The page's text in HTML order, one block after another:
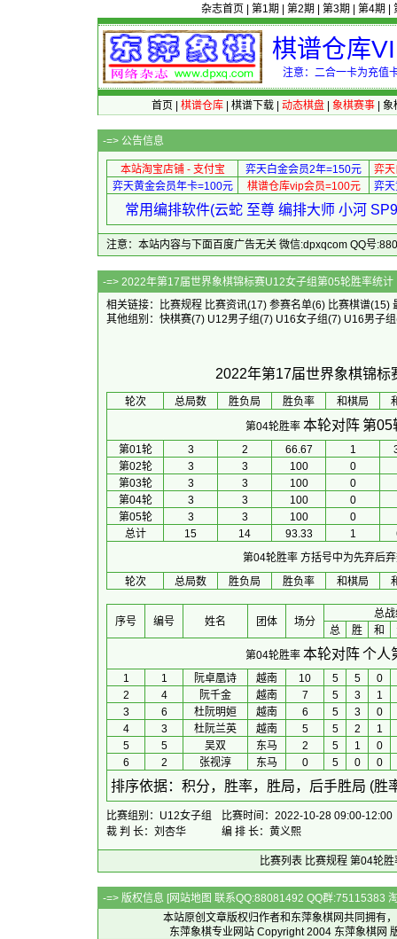
杂志首页 第1期 第2期 第3期 第4期
棋谱仓库
注意：二合一卡为充值
首页 棋谱仓库| 棋谱下载| 动态棋盘| 象棋赛事| 象
-=> 公告信息
本站淘宝店铺 - 支付宝 弈天白金会员2年=150元
弈
弈天黄金会员年卡=100元
棋谱仓库vip会员=100元 弈
常用编排软件(云蛇 至尊 编排大师 小河
注意：本站内容与下面百度广告无关 微信:dpxqcom QQ号
-=> 2022年第17届世界象棋锦标
相关链接：
比赛规程 比赛资讯(17) 参赛名单(6) 比赛棋谱(15)
其他组别： 快棋赛(7) U12男子组(7) U16女子组(7) U16男子组
2022年第17届世界象棋锦
轮次 总局数 胜负局 胜负率 和棋局
第04轮胜率 本轮对阵 第05
第01轮 3 2 66.67 1
第02轮
3 3 100
0
第03轮
3 3 100
0
第04轮
3 3 100
0
第05轮
3 3 100
0
总计
15 14 93.33 1
第04轮胜率方括号中为先弃后
轮次
总局数 胜负局 胜负率 和棋局
序号 编号 姓名 团体 场分
总战
总
胜 和
第04轮胜率 本轮对阵个人
1 1 阮卓凰诗 越南 10 5 5
0
2
4 阮千金 越南 7 5 3
1
3
6 杜阮明姮 越南 6 5 3
0
4
3 杜阮兰英 越南 5 5 2
1
5
5 吴双 东马 2 5 1
0
6
2 张视淳 东马 0 5 0 0
排序依据：积分，胜率，胜局，后手胜局 (胜
比赛组别：U12女子组
比赛时间：2022-10-28 09:00-12:00
裁 判 长：刘杏华
编 排 长：黄义熙
比赛列表 比赛规程 第04轮胜
-=> 版权信息 [网站地图 联系QQ:88081492 QQ群:75115383
本站原创文章版权归作者和 东萍象棋网共同拥有
东萍象棋专业网站 Copyright 2004 东萍象棋网